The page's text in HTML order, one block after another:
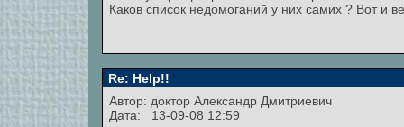
Каков список недомоганий у них самих ? Вот и
Re: Help!!
Автор: доктор Александр Дмитриевич
Дата: 13-09-08 12:59